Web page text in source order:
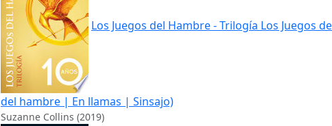
Los Juegos del Hambre - Trilogía Los Juegos
del hambre | En llamas | Sinsajo)
Suzanne Collins (2019)